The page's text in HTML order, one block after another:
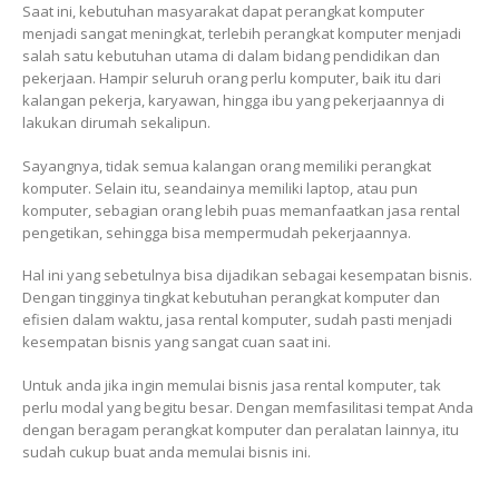
dari
Bisnis
Jasa
Rental
Komputer
Saat ini, kebutuhan masyarakat dapat perangkat komputer
menjadi sangat meningkat, terlebih perangkat komputer menjadi
salah satu kebutuhan utama di dalam bidang pendidikan dan
pekerjaan. Hampir seluruh orang perlu komputer, baik itu dari
kalangan pekerja, karyawan, hingga ibu yang pekerjaannya di
lakukan dirumah sekalipun.
Sayangnya, tidak semua kalangan orang memiliki perangkat
komputer. Selain itu, seandainya memiliki laptop, atau pun
komputer, sebagian orang lebih puas memanfaatkan jasa rental
pengetikan, sehingga bisa mempermudah pekerjaannya.
Hal ini yang sebetulnya bisa dijadikan sebagai kesempatan bisnis.
Dengan tingginya tingkat kebutuhan perangkat komputer dan
efisien dalam waktu, jasa rental komputer, sudah pasti menjadi
kesempatan bisnis yang sangat cuan saat ini.
Untuk anda jika ingin memulai bisnis jasa rental komputer, tak
perlu modal yang begitu besar. Dengan memfasilitasi tempat Anda
dengan beragam perangkat komputer dan peralatan lainnya, itu
sudah cukup buat anda memulai bisnis ini.